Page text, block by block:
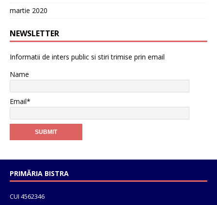
martie 2020
NEWSLETTER
Informatii de inters public si stiri trimise prin email
Name
Email*
PRIMĂRIA BISTRA
CUI 4562346